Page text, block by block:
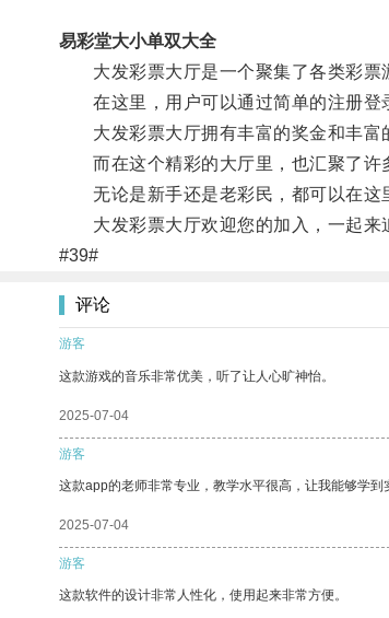
易彩堂大小单双大全
大发彩票大厅是一个聚集了各类彩票
在这里，用户可以通过简单的注册登
大发彩票大厅拥有丰富的奖金和丰富
而在这个精彩的大厅里，也汇聚了许
无论是新手还是老彩民，都可以在这
大发彩票大厅欢迎您的加入，一起来
#39#
评论
游客
这款游戏的音乐非常优美，听了让人心旷神怡。
2025-07-04
游客
这款app的老师非常专业，教学水平很高，让我能够学到
2025-07-04
游客
这款软件的设计非常人性化，使用起来非常方便。